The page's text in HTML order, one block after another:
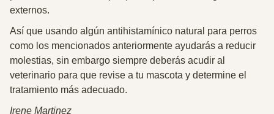
externos.
Así que usando algún antihistamínico natural para perros
como los mencionados anteriormente ayudarás a reducir
molestias, sin embargo siempre deberás acudir al
veterinario para que revise a tu mascota y determine el
tratamiento más adecuado.
Irene Martinez